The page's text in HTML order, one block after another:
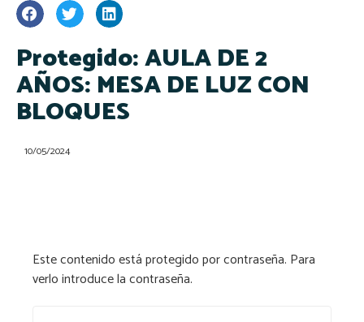
Protegido: AULA DE 2
AÑOS: MESA DE LUZ CON
BLOQUES
10/05/2024
Este contenido está protegido por contraseña. Para
verlo introduce la contraseña.